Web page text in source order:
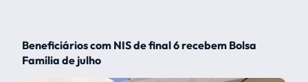
Beneficiários com NIS de final 6 recebem Bolsa
Família de julho